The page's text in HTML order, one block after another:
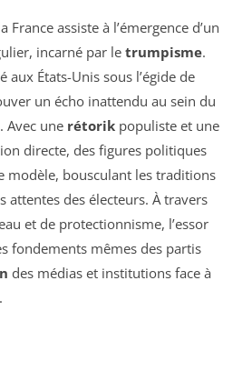
assiste à l’émergence d’un
incarné par le trumpisme.
aux États-Unis sous l’égide de
un écho inattendu au sein du
Avec une rétorik populiste et une
directe, des figures politiques
modèle, bousculant les traditions
attentes des électeurs. À travers
et de protectionnisme, l’essor
fondements mêmes des partis
des médias et institutions face à